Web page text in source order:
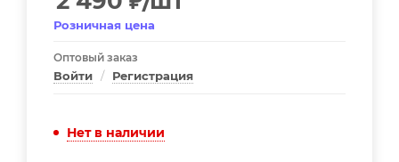
Розничная цена
Оптовый заказ
Войти / Регистрация
Нет в наличии